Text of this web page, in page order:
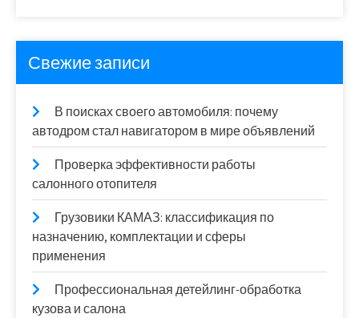
Свежие записи
В поисках своего автомобиля: почему
автодром стал навигатором в мире объявлений
Проверка эффективности работы
салонного отопителя
Грузовики КАМАЗ: классификация по
назначению, комплектации и сферы
применения
Профессиональная детейлинг-обработка
кузова и салона